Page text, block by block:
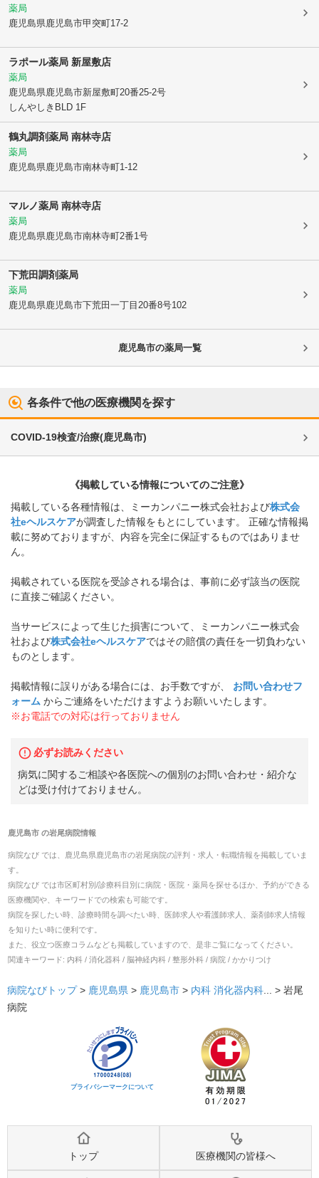
薬局
鹿児島県鹿児島市甲突町17-2
ラポール薬局 新屋敷店
薬局
鹿児島県鹿児島市新屋敷町20番25-2号
しんやしきBLD 1F
鶴丸調剤薬局 南林寺店
薬局
鹿児島県鹿児島市南林寺町1-12
マルノ薬局 南林寺店
薬局
鹿児島県鹿児島市南林寺町2番1号
下荒田調剤薬局
薬局
鹿児島県鹿児島市下荒田一丁目20番8号102
鹿児島市の薬局一覧
各条件で他の医療機関を探す
COVID-19検査/治療(鹿児島市)
《掲載している情報についてのご注意》
掲載している各種情報は、ミーカンパニー株式会社および株式会
社eヘルスケアが調査した情報をもとにしています。 正確な情報掲
載に努めておりますが、内容を完全に保証するものではありませ
ん。
掲載されている医院を受診される場合は、事前に必ず該当の医院
に直接ご確認ください。
当サービスによって生じた損害について、ミーカンパニー株式会
社および株式会社eヘルスケアではその賠償の責任を一切負わない
ものとします。
掲載情報に誤りがある場合には、お手数ですが、
お問い合わせフ
ォーム からご連絡をいただけますようお願いいたします。
※お電話での対応は行っておりません
必ずお読みください
病気に関するご相談や各医院への個別のお問い合わせ・紹介な
どは受け付けておりません。
鹿児島市の岩尾病院情報
病院なび では、 鹿児島県鹿児島市の岩尾病院の評判・求人・転職情報を掲載していま
す。
病院なび では市区町村別/診療科目別に病院・医院・薬局を探せるほか、予約ができる
医療機関や、キーワードでの検索も可能です。
病院を探したい時、診療時間を調べたい時、医師求人や看護師求人、薬剤師求人情報
を知りたい時に便利です。
また、役立つ医療コラムなども掲載していますので、是非ご覧になってください。
関連キーワード: 内科 / 消化器科 / 脳神経内科 / 整形外科 / 病院 / かかりつけ
病院なびトップ > 鹿児島県 > 鹿児島市 > 内科 消化器内科... > 岩尾
病院
プライバシーマークについて
トップ 医療機関の皆様へ